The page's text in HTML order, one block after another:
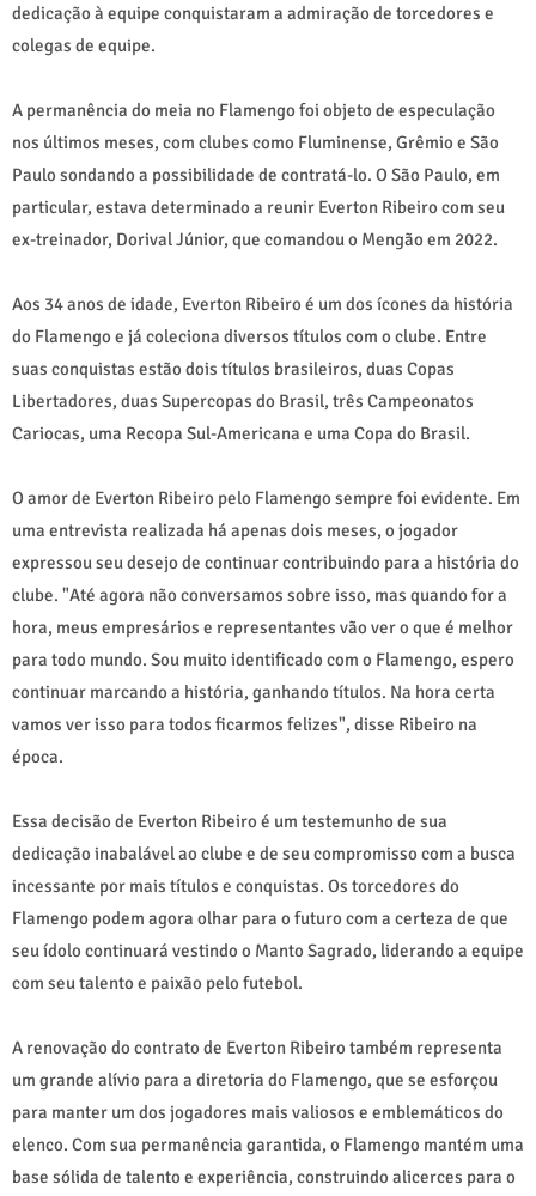
dedicação à equipe conquistaram a admiração de torcedores e
colegas de equipe.
A permanência do meia no Flamengo foi objeto de especulação
nos últimos meses, com clubes como Fluminense, Grêmio e São
Paulo sondando a possibilidade de contratá-lo. O São Paulo, em
particular, estava determinado a reunir Everton Ribeiro com seu
ex-treinador, Dorival Júnior, que comandou o Mengão em 2022.
Aos 34 anos de idade, Everton Ribeiro é um dos ícones da história
do Flamengo e já coleciona diversos títulos com o clube. Entre
suas conquistas estão dois títulos brasileiros, duas Copas
Libertadores, duas Supercopas do Brasil, três Campeonatos
Cariocas, uma Recopa Sul-Americana e uma Copa do Brasil.
O amor de Everton Ribeiro pelo Flamengo sempre foi evidente. Em
uma entrevista realizada há apenas dois meses, o jogador
expressou seu desejo de continuar contribuindo para a história do
clube. "Até agora não conversamos sobre isso, mas quando for a
hora, meus empresários e representantes vão ver o que é melhor
para todo mundo. Sou muito identificado com o Flamengo, espero
continuar marcando a história, ganhando títulos. Na hora certa
vamos ver isso para todos ficarmos felizes", disse Ribeiro na
época.
Essa decisão de Everton Ribeiro é um testemunho de sua
dedicação inabalável ao clube e de seu compromisso com a busca
incessante por mais títulos e conquistas. Os torcedores do
Flamengo podem agora olhar para o futuro com a certeza de que
seu ídolo continuará vestindo o Manto Sagrado, liderando a equipe
com seu talento e paixão pelo futebol.
A renovação do contrato de Everton Ribeiro também representa
um grande alívio para a diretoria do Flamengo, que se esforçou
para manter um dos jogadores mais valiosos e emblemáticos do
elenco. Com sua permanência garantida, o Flamengo mantém uma
base sólida de talento e experiência, construindo alicerces para o